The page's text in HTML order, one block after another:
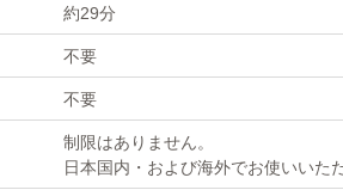
約29分
不要
不要
制限はありません。
日本国内・および海外でお使いいた